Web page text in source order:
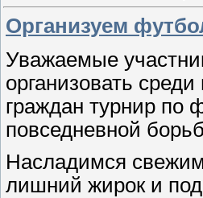
Организуем
Уважаемые
организовать
граждан турнир по
повседневной
Насладимся
лишний жирок и